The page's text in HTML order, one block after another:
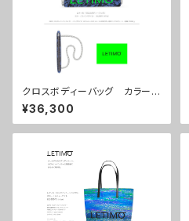
クロスボディーバッグ カラー/
ブレインズネイビー ■配送ま
で約１か月
¥36,300